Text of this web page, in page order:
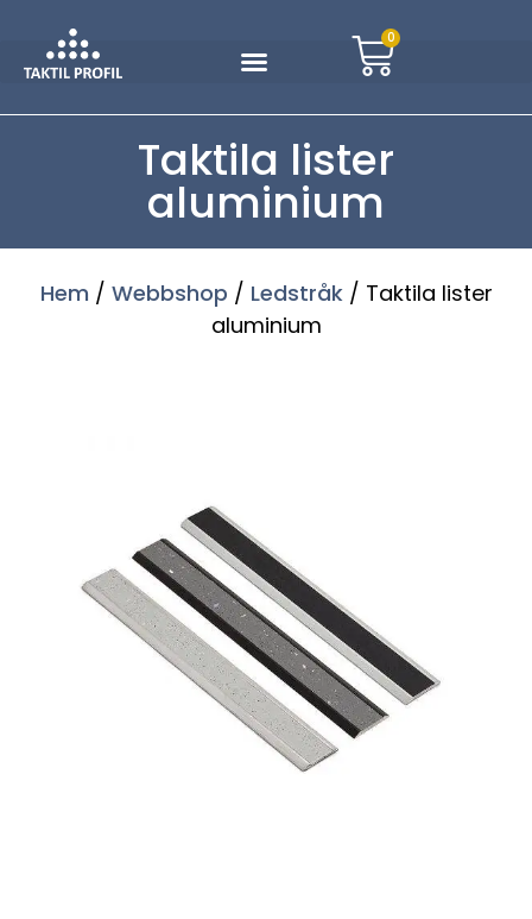
0
Taktila lister
aluminium
Hem / Webbshop / Ledstråk/ Taktila lister
aluminium